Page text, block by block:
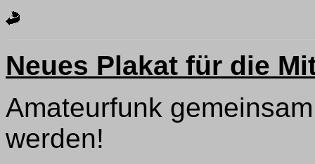
Neues Plakat für die
Amateurfunk
werden!